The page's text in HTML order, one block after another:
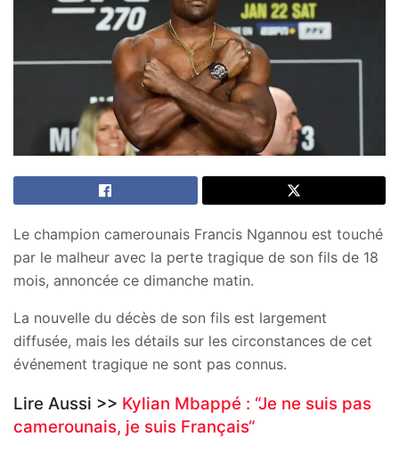
Le champion camerounais Francis Ngannou est touché
par le malheur avec la perte tragique de son fils de 18
mois, annoncée ce dimanche matin.
La nouvelle du décès de son fils est largement
diffusée, mais les détails sur les circonstances de cet
événement tragique ne sont pas connus.
Lire Aussi >> Kylian Mbappé : “Je ne suis pas
camerounais, je suis Français“